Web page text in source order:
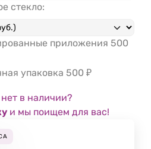
стекло:
приложения 500
упаковка 500 ₽
в наличии?
и мы поищем для вас!